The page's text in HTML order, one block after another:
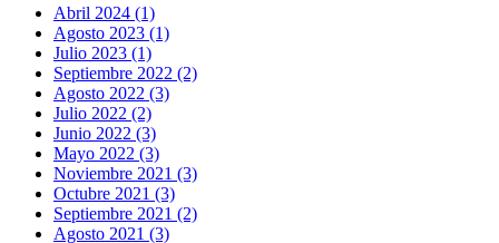
Abril 2024 (1)
Agosto 2023 (1)
Julio 2023 (1)
Septiembre 2022 (2)
Agosto 2022 (3)
Julio 2022 (2)
Junio 2022 (3)
Mayo 2022 (3)
Noviembre 2021 (3)
Octubre 2021 (3)
Septiembre 2021 (2)
Agosto 2021 (3)